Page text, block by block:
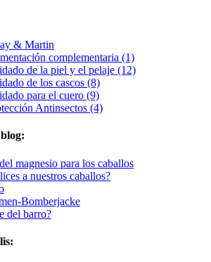
& Martin
complementaria (1)
de la piel y el pelaje (12)
de los cascos (8)
para el cuero (9)
Antinsectos (4)
magnesio para los caballos
a nuestros caballos?
Bomberjacke
del barro?